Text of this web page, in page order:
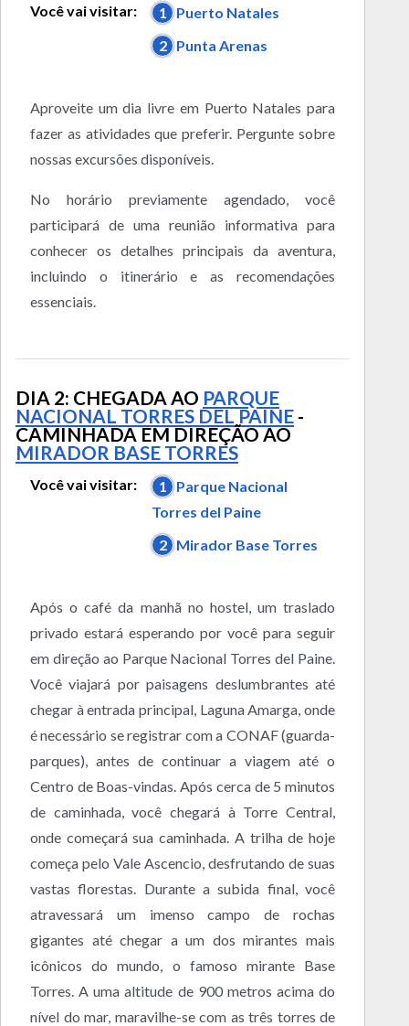
Você vai visitar: 1
Puerto Natales
2
Punta Arenas
Aproveite um dia livre em Puerto Natales para
fazer as atividades que preferir. Pergunte sobre
nossas excursões disponíveis.
No horário previamente agendado, você
participará de uma reunião informativa para
conhecer os detalhes principais da aventura,
incluindo o itinerário e as recomendações
essenciais.
DIA 2: CHEGADA AO PARQUE
NACIONAL TORRES DEL PAINE -
CAMINHADA EM DIREÇÃO AO
MIRADOR BASE TORRES
Você vai visitar: 1
Parque Nacional
Torres del Paine
2
Mirador Base Torres
Após o café da manhã no hostel, um traslado
privado estará esperando por você para seguir
em direção ao Parque Nacional Torres del Paine.
Você viajará por paisagens deslumbrantes até
chegar à entrada principal, Laguna Amarga, onde
é necessário se registrar com a CONAF (guarda-
parques), antes de continuar a viagem até o
Centro de Boas-vindas. Após cerca de 5 minutos
de caminhada, você chegará à Torre Central,
onde começará sua caminhada. A trilha de hoje
começa pelo Vale Ascencio, desfrutando de suas
vastas florestas. Durante a subida final, você
atravessará um imenso campo de rochas
gigantes até chegar a um dos mirantes mais
icônicos do mundo, o famoso mirante Base
Torres. A uma altitude de 900 metros acima do
nível do mar, maravilhe-se com as três torres de